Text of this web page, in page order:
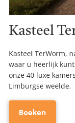
Kasteel
Kasteel TerWorm,
waar u heerlijk
onze 40 luxe
Limburgse weelde.
Boeken